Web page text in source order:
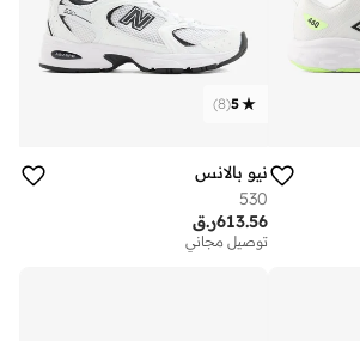
5
(
8
)
نيو بالانس
530
ر.ق613.56
توصيل مجاني